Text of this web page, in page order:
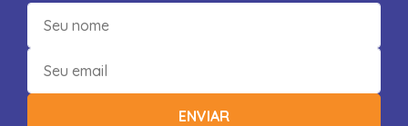
ENVIAR